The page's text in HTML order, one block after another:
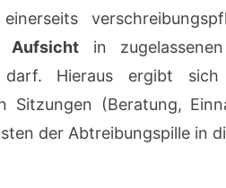
Aufsichtin zugelassenen
Hieraus ergibt
Sitzungen (Beratung,
der Abtreibungspille in